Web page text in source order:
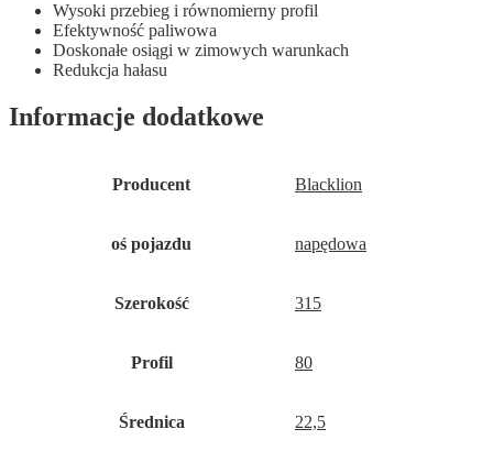
Wysoki przebieg i równomierny profil
Efektywność paliwowa
Doskonałe osiągi w zimowych warunkach
Redukcja hałasu
Informacje dodatkowe
Producent Blacklion
oś pojazdu napędowa
Szerokość 315
Profil 80
Średnica 22,5